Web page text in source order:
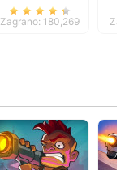
Zagrano: 180,269